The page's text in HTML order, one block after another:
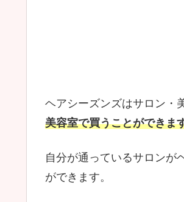
ヘアシーズンズはサロン・
美容室で買うことができま
自分が通っているサロンが
ができます。